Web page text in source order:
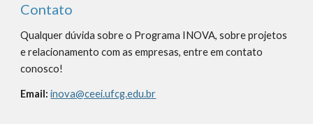
Contato
Qualquer dúvida sobre o Programa INOVA, sobre projetos
e relacionamento com as empresas, entre em contato
conosco!
Email: inova@ceei.ufcg.edu.br